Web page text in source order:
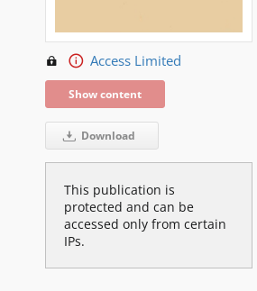
Access Limited
Show content
Download
This publication is
protected and can be
accessed only from certain
IPs.